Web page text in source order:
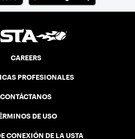
CAREERS
PROFESIONALES
CONTÁCTANOS
DE USO
CONEXIÓN DE LA USTA